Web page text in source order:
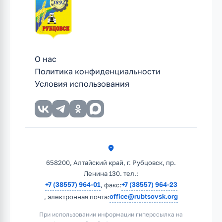
О нас
Политика конфиденциальности
Условия использования
658200, Алтайский край, г. Рубцовск, пр.
Ленина 130. тел.:
+7 (38557) 964-01, факс:+7 (38557) 964-23
, электронная почта:office@rubtsovsk.org
При использовании информации гиперссылка на